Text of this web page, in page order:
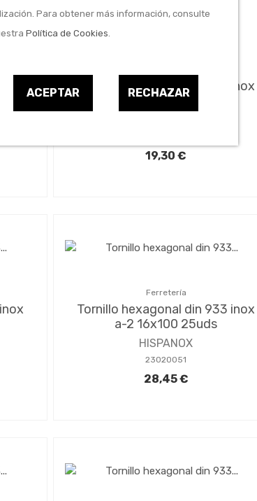
Para obtener más información, consulte
Política de Cookies
ACEPTAR RECHAZAR
Tornillo hexagonal din 933 inox
a-2 10x35 100uds
19,30 €
Ferretería
Tornillo hexagonal din 933 inox
a-2 16x100 25uds
HISPANOX
23020051
28,45 €